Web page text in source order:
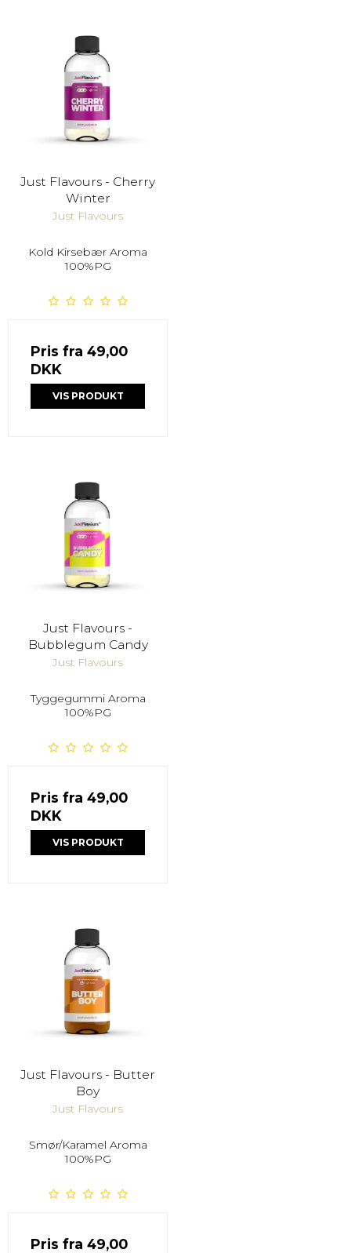
Just Flavours - Cherry
Winter
Just Flavours
Kold Kirsebær Aroma
100%PG
Pris fra 49,00
DKK
VIS PRODUKT
Just Flavours -
Bubblegum Candy
Just Flavours
Tyggegummi Aroma
100%PG
Pris fra 49,00
DKK
VIS PRODUKT
Just Flavours - Butter
Boy
Just Flavours
Smør/Karamel Aroma
100%PG
Pris fra 49,00